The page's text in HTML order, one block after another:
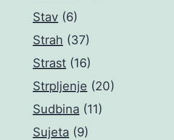
Stav (6)
Strah (37)
Strast (16)
Strpljenje (20)
Sudbina (11)
Sujeta (9)